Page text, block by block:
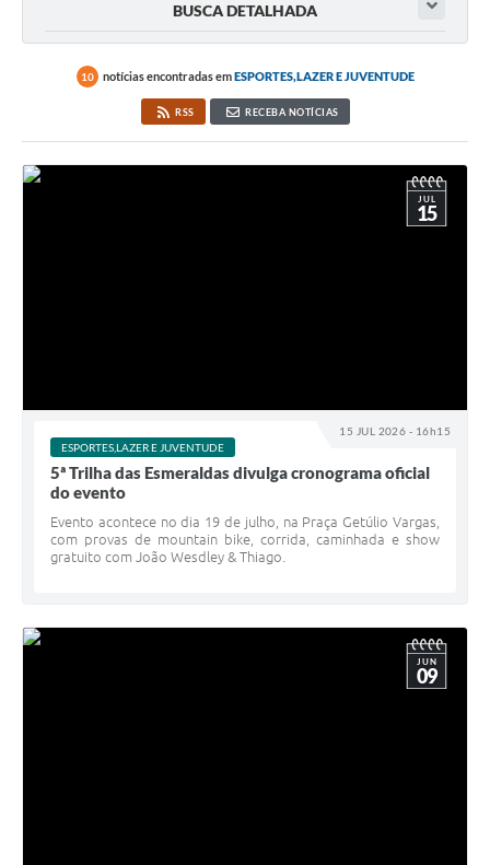
BUSCA DETALHADA
10 notícias encontradas emESPORTES,LAZER E JUVENTUDE
RSS RECEBA NOTÍCIAS
15 JUL 2026 - 16h15
JUL
15
ESPORTES,LAZER E JUVENTUDE
5ª Trilha das Esmeraldas divulga cronograma oficial
do evento
Evento acontece no dia 19 de julho, na Praça Getúlio Vargas,
com provas de mountain bike, corrida, caminhada e show
gratuito com João Wesdley & Thiago.
JUN
09